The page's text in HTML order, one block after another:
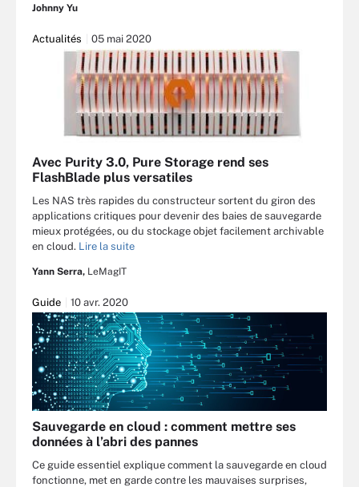
Johnny Yu
Actualités 05 mai 2020
Avec Purity 3.0, Pure Storage rend ses
FlashBlade plus versatiles
Les NAS très rapides du constructeur sortent du giron des
applications critiques pour devenir des baies de sauvegarde
mieux protégées, ou du stockage objet facilement archivable
en cloud. Lire la suite
Yann Serra, LeMagIT
Guide 10 avr. 2020
Sauvegarde en cloud : comment mettre ses
données à l’abri des pannes
Ce guide essentiel explique comment la sauvegarde en cloud
fonctionne, met en garde contre les mauvaises surprises,